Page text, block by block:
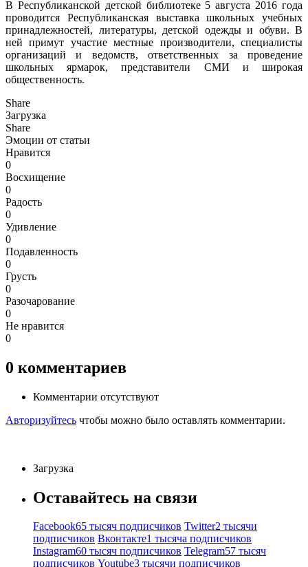
В Республиканской детской библиотеке 5 августа 2016 года
проводится Республиканская выставка школьных учебных
принадлежностей, литературы, детской одежды и обуви. В
ней примут участие местные производители, специалисты
организаций и ведомств, ответственных за проведение
школьных ярмарок, представители СМИ и широкая
общественность.
Share
Загрузка
Share
Эмоции от статьи
Нравится
0
Восхищение
0
Радость
0
Удивление
0
Подавленность
0
Грусть
0
Разочарование
0
Не нравится
0
0 комментариев
Комментарии отсутствуют
Авторизуйтесь чтобы можно было оставлять комментарии.
Загрузка
Оставайтесь на связи
Facebook65 тысяч подписчиков Twitter2 тысячи
подписчиков Вконтакте1 тысяча подписчиков
Instagram60 тысяч подписчиков Telegram57 тысяч
подписчиков Youtube3 тысячи подписчиков